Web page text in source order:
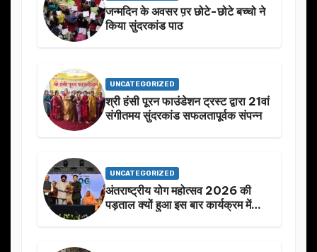
जन्मदिन के अवसर प़र छोटे-छोटे बच्चो ने
किया सुंदरकांड पाठ
UNCATEGORIZED
श्री हंसी पूरन फाउंडेशन ट्रस्ट द्वारा 21वां
संगीतमय सुंदरकांड सफलतापूर्वक संपन्न
UNCATEGORIZED
अंतराष्ट्रीय योग महोत्सव 2026 की
पड़ताल क्यों हुआ इस बार कार्यक्रम में